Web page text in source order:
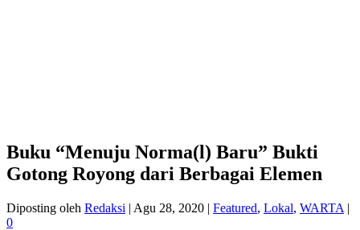
Buku “Menuju Norma(l) Baru” Bukti
Gotong Royong dari Berbagai Elemen
Diposting oleh Redaksi | Agu 28, 2020 | Featured, Lokal, WARTA |
0